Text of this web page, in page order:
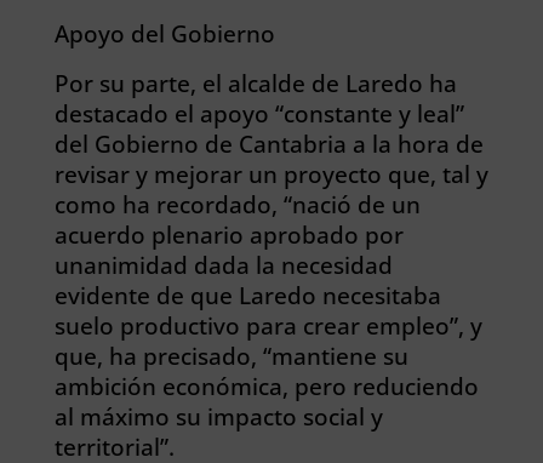
Apoyo del Gobierno
Por su parte, el alcalde de Laredo ha
destacado el apoyo “constante y leal”
del Gobierno de Cantabria a la hora de
revisar y mejorar un proyecto que, tal y
como ha recordado, “nació de un
acuerdo plenario aprobado por
unanimidad dada la necesidad
evidente de que Laredo necesitaba
suelo productivo para crear empleo”, y
que, ha precisado, “mantiene su
ambición económica, pero reduciendo
al máximo su impacto social y
territorial”.